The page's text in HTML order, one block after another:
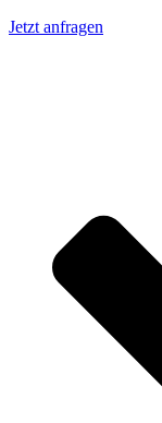
Jetzt anfragen